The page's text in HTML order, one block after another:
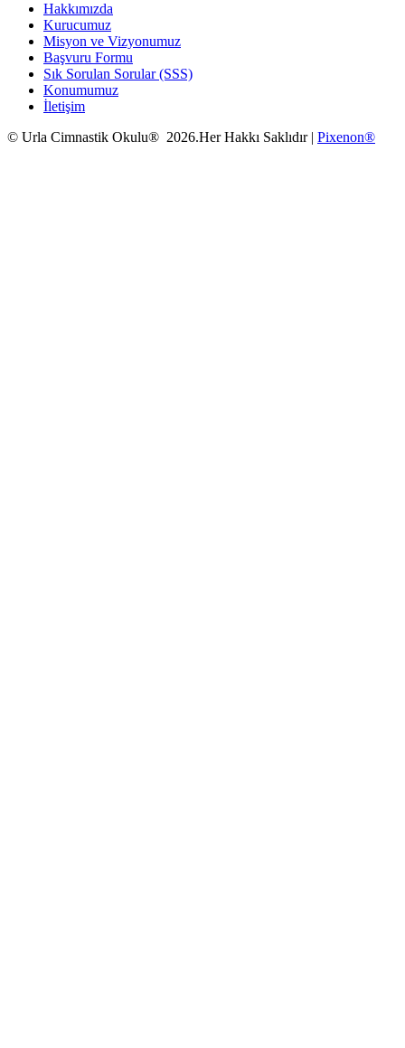
Hakkımızda
Kurucumuz
Misyon ve Vizyonumuz
Başvuru Formu
Sık Sorulan Sorular (SSS)
Konumumuz
İletişim
© Urla Cimnastik Okulu® 2026.Her Hakkı Saklıdır | Pixenon®